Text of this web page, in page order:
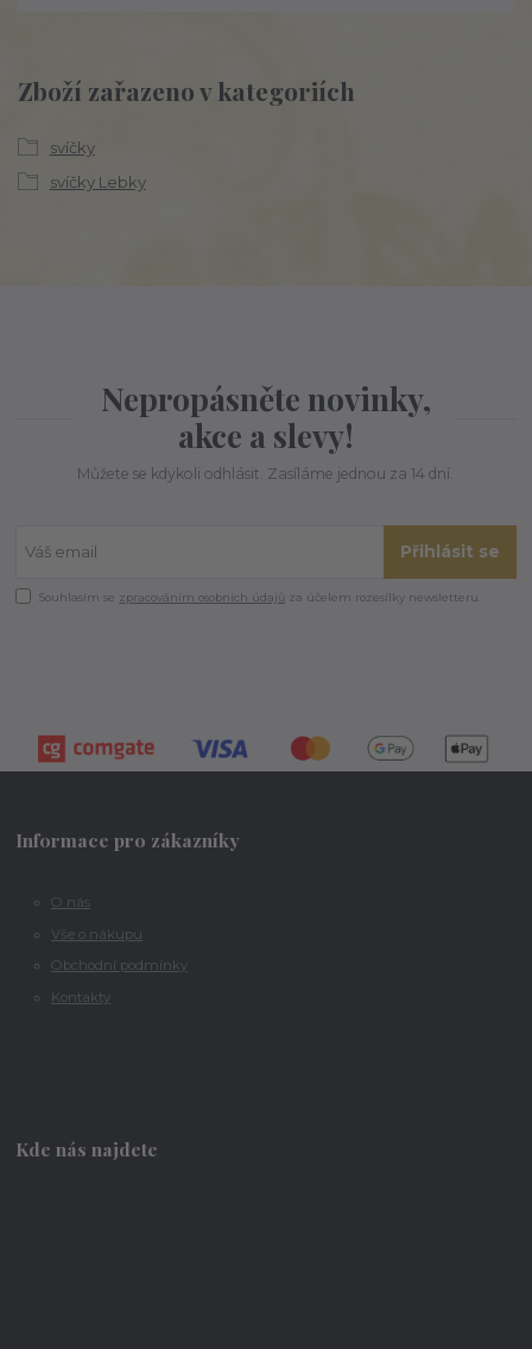
Zboží zařazeno v kategoriích
svíčky
svíčky Lebky
Nepropásněte novinky,
akce a slevy!
Můžete se kdykoli odhlásit. Zasíláme jednou za 14 dní.
Přihlásit se
Souhlasím se zpracováním osobních údajů za účelem rozesílky newsletteru.
Informace pro zákazníky
O nás
Vše o nákupu
Obchodní podmínky
Kontakty
Kde nás najdete